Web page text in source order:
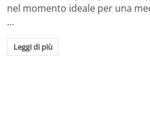
nel momento ideale per una
…
Leggi di più